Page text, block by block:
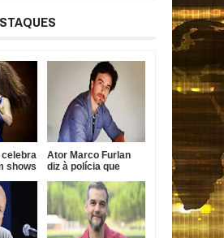
celebra
shows
Nova
Ator Marco Furlan
diz à polícia que
com namorada após
prisão por estupro
de vulnerável